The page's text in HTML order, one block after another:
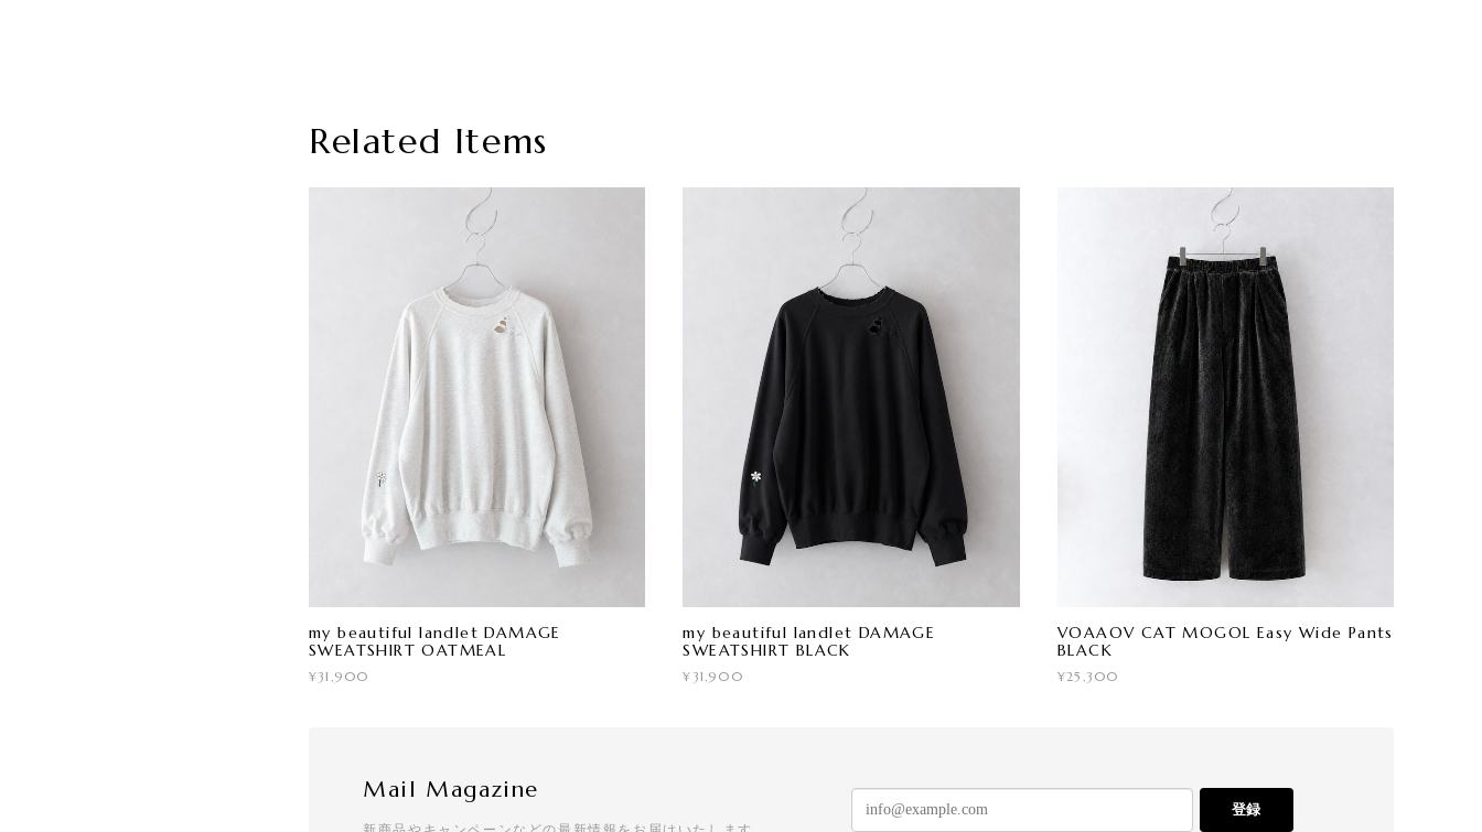
Related Items
my beautiful landlet DAMAGE
SWEATSHIRT OATMEAL
¥31,900
my beautiful landlet DAMAGE
SWEATSHIRT BLACK
¥31,900
VOAAOV CAT MOGOL Easy Wide Pants
BLACK
¥25,300
Mail Magazine
登録